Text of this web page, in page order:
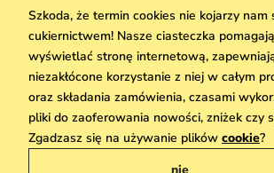
+48 17 283 29 55
Najczęściej zadawane pytania
Materiały i pielęgnacja
Dostawa i płatność
Zwroty i reklamacje
O nas
Kariera
Karta podarunkowa
Hurtownia
We Care
Nie możesz zaprzepaścić takiej okazji!
Nowości
Zniżki Okazja
Zasady danych osobowych znajdziesztutaj
Copyright © 2026 Vuch Sp. z o. o. Wszelkie prawa
realizacjaSimplia.cz
Szkoda, że termin cookies nie kojarzy nam
cukiernictwem! Nasze ciasteczka
wyświetlać stronę internetową,
niezakłócone korzystanie z niej w całym
oraz składania zamówienia, czasami
pliki do zaoferowania nowości, zniżek czy
Zgadzasz się na używanie plików cookie?